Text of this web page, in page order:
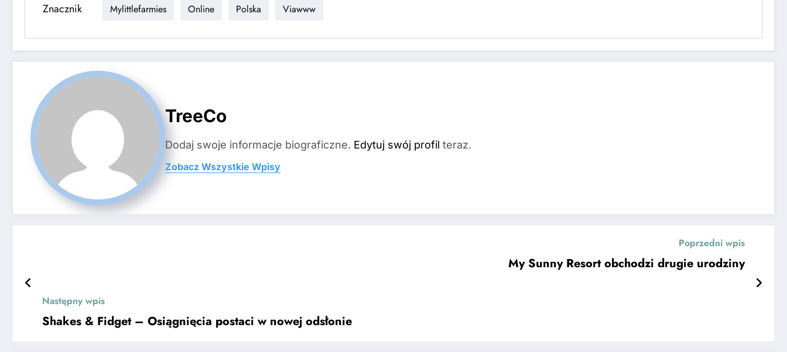
Znacznik Mylittlefarmies Online Polska Viawww
TreeCo
Dodaj swoje informacje biograficzne. Edytuj swój profil teraz.
Zobacz Wszystkie Wpisy
Poprzedni wpis
My Sunny Resort obchodzi drugie urodziny
Następny wpis
Shakes & Fidget – Osiągnięcia postaci w nowej odsłonie